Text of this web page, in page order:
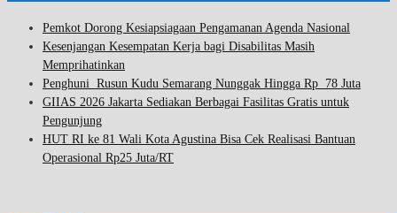
Pemkot Dorong Kesiapsiagaan Pengamanan Agenda Nasional
Kesenjangan Kesempatan Kerja bagi Disabilitas Masih
Memprihatinkan
Penghuni Rusun Kudu Semarang Nunggak Hingga Rp 78 Juta
GIIAS 2026 Jakarta Sediakan Berbagai Fasilitas Gratis untuk
Pengunjung
HUT RI ke 81 Wali Kota Agustina Bisa Cek Realisasi Bantuan
Operasional Rp25 Juta/RT